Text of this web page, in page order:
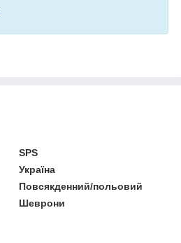
SPS
Україна
Повсякденний/польовий
Шеврони